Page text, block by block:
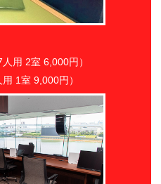
用 2室 6,000円）
1室 9,000円）